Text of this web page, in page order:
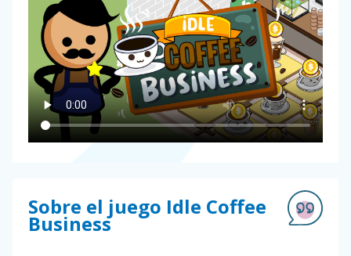
Sobre el juego Idle Coffee
Business